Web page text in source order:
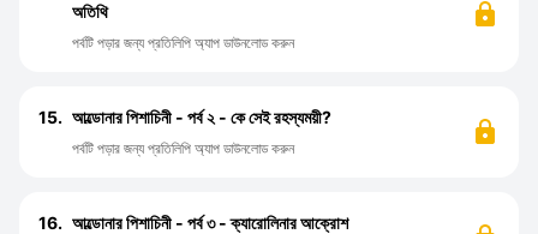
অতিথি
পর্বটি পড়ার জন্য প্রতিলিপি অ্যাপ ডাউনলোড করুন
15. আল্ডোনার পিশাচিনী - পর্ব ২ - কে সেই রহস্যময়ী?
পর্বটি পড়ার জন্য প্রতিলিপি অ্যাপ ডাউনলোড করুন
16. আল্ডোনার পিশাচিনী - পর্ব ৩ - ক্যারোলিনার আক্রোশ